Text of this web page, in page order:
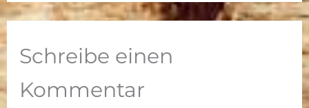
Schritt-für-
für eine
2026 –
Kübelpflanz
Terrasse und
Schreibe einen
Kommentar